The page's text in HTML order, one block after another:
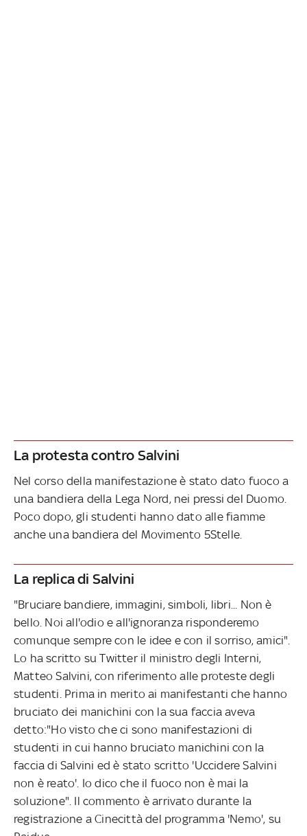
La protesta contro Salvini
Nel corso della manifestazione è stato dato fuoco a
una bandiera della Lega Nord, nei pressi del Duomo.
Poco dopo, gli studenti hanno dato alle fiamme
anche una bandiera del Movimento 5Stelle.
La replica di Salvini
"Bruciare bandiere, immagini, simboli, libri... Non è
bello. Noi all'odio e all'ignoranza risponderemo
comunque sempre con le idee e con il sorriso, amici".
Lo ha scritto su Twitter il ministro degli Interni,
Matteo Salvini, con riferimento alle proteste degli
studenti. Prima in merito ai manifestanti che hanno
bruciato dei manichini con la sua faccia aveva
detto:"Ho visto che ci sono manifestazioni di
studenti in cui hanno bruciato manichini con la
faccia di Salvini ed è stato scritto 'Uccidere Salvini
non è reato'. Io dico che il fuoco non è mai la
soluzione". Il commento è arrivato durante la
registrazione a Cinecittà del programma 'Nemo', su